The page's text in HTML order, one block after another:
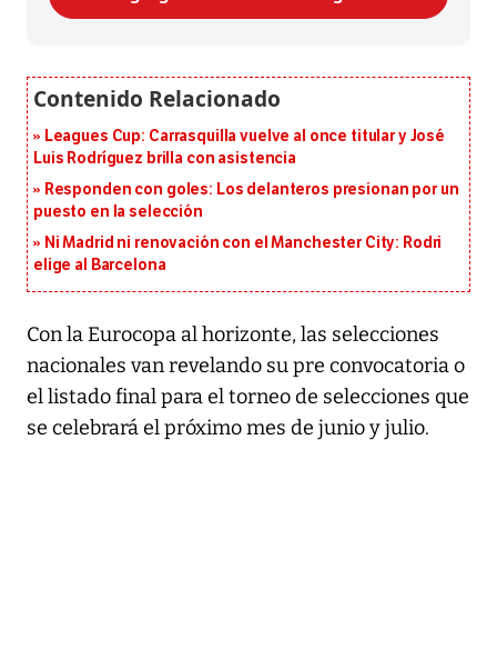
Leagues Cup: Carrasquilla vuelve al once titular y José
Luis Rodríguez brilla con asistencia
Responden con goles: Los delanteros presionan por un
puesto en la selección
Ni Madrid ni renovación con el Manchester City: Rodri
elige al Barcelona
Con la Eurocopa al horizonte, las selecciones
nacionales van revelando su pre convocatoria o
el listado final para el torneo de selecciones que
se celebrará el próximo mes de junio y julio.